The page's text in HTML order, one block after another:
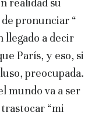
pronunciar “
llegado a decir
París, y eso, si
preocupada.
mundo va a ser
trastocar “mi